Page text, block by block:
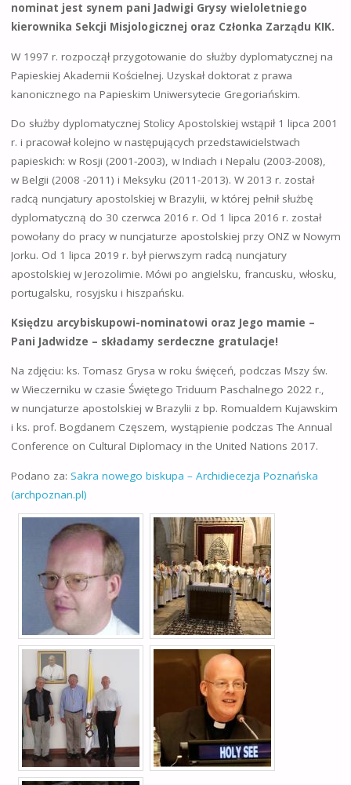
nominat jest synem pani Jadwigi Grysy wieloletniego
kierownika Sekcji Misjologicznej oraz Członka Zarządu KIK.
W 1997 r. rozpoczął przygotowanie do służby dyplomatycznej na
Papieskiej Akademii Kościelnej. Uzyskał doktorat z prawa
kanonicznego na Papieskim Uniwersytecie Gregoriańskim.
Do służby dyplomatycznej Stolicy Apostolskiej wstąpił 1 lipca 2001
r. i pracował kolejno w następujących przedstawicielstwach
papieskich: w Rosji (2001-2003), w Indiach i Nepalu (2003-2008),
w Belgii (2008 -2011) i Meksyku (2011-2013). W 2013 r. został
radcą nuncjatury apostolskiej w Brazylii, w której pełnił służbę
dyplomatyczną do 30 czerwca 2016 r. Od 1 lipca 2016 r. został
powołany do pracy w nuncjaturze apostolskiej przy ONZ w Nowym
Jorku. Od 1 lipca 2019 r. był pierwszym radcą nuncjatury
apostolskiej w Jerozolimie. Mówi po angielsku, francusku, włosku,
portugalsku, rosyjsku i hiszpańsku.
Księdzu arcybiskupowi-nominatowi oraz Jego mamie –
Pani Jadwidze – składamy serdeczne gratulacje!
Na zdjęciu: ks. Tomasz Grysa w roku święceń, podczas Mszy św.
w Wieczerniku w czasie Świętego Triduum Paschalnego 2022 r.,
w nuncjaturze apostolskiej w Brazylii z bp. Romualdem Kujawskim
i ks. prof. Bogdanem Częszem, wystąpienie podczas The Annual
Conference on Cultural Diplomacy in the United Nations 2017.
Podano za: Sakra nowego biskupa – Archidiecezja Poznańska
(archpoznan.pl)